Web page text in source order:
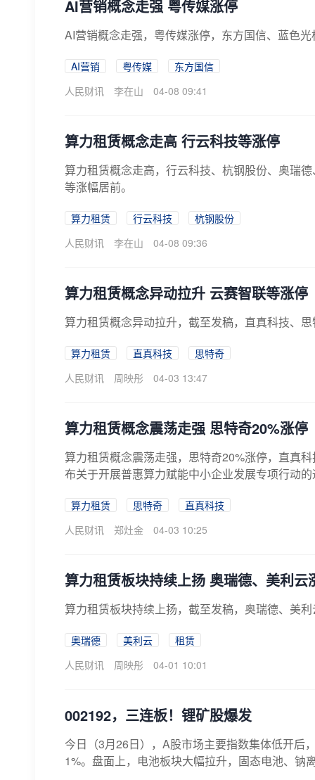
AI营销概念走强 粤传媒涨停
AI营销概念走强，粤传媒涨停，东方国信、蓝色
AI营销 粤传媒
东方国信
人民财讯
李在山 04-08 09:41
算力租赁概念走高 行云科技等涨停
算力租赁概念走高，行云科技、杭钢股份、奥瑞
等涨幅居前。
算力租赁 行云科技
杭钢股份
人民财讯
李在山 04-08 09:36
算力租赁概念异动拉升 云赛智联等涨停
算力租赁概念异动拉升，截至发稿，直真科技、
算力租赁 直真科技
思特奇
人民财讯
周映彤 04-03 13:47
算力租赁概念震荡走强 思特奇20%涨停
算力租赁概念震荡走强，思特奇20%涨停，直真
布关于开展普惠算力赋能中小企业发展专项行动
算力租赁 思特奇
直真科技
人民财讯
郑灶金 04-03 10:25
算力租赁板块持续上扬 奥瑞德、美利云
算力租赁板块持续上扬，截至发稿，奥瑞德、美
奥瑞德 美利云
租赁
人民财讯
周映彤 04-01 10:01
002192，三连板！锂矿股爆发
今日（3月26日），A股市场主要指数集体低开后
1%。盘面上，电池板块大幅拉升，固态电池、钠